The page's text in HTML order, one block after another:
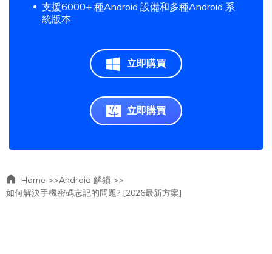
支援6000+ 種Android 設備和多種Android 系
統版本
立即購買
立即購買
Home >>Android 解鎖 >>
如何解決手機密碼忘記的問題? [2026最新方案]